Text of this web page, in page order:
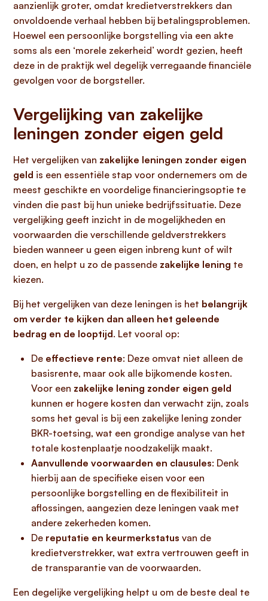
aanzienlijk groter, omdat kredietverstrekkers dan
onvoldoende verhaal hebben bij betalingsproblemen.
Hoewel een persoonlijke borgstelling via een akte
soms als een ‘morele zekerheid’ wordt gezien, heeft
deze in de praktijk wel degelijk verregaande financiële
gevolgen voor de borgsteller.
Vergelijking van zakelijke
leningen zonder eigen geld
Het vergelijken van zakelijke leningen zonder eigen
geld is een essentiële stap voor ondernemers om de
meest geschikte en voordelige financieringsoptie te
vinden die past bij hun unieke bedrijfssituatie. Deze
vergelijking geeft inzicht in de mogelijkheden en
voorwaarden die verschillende geldverstrekkers
bieden wanneer u geen eigen inbreng kunt of wilt
doen, en helpt u zo de passende zakelijke lening te
kiezen.
Bij het vergelijken van deze leningen is het belangrijk
om verder te kijken dan alleen het geleende
bedrag en de looptijd. Let vooral op:
De effectieve rente: Deze omvat niet alleen de
basisrente, maar ook alle bijkomende kosten.
Voor een zakelijke lening zonder eigen geld
kunnen er hogere kosten dan verwacht zijn, zoals
soms het geval is bij een zakelijke lening zonder
BKR-toetsing, wat een grondige analyse van het
totale kostenplaatje noodzakelijk maakt.
Aanvullende voorwaarden en clausules: Denk
hierbij aan de specifieke eisen voor een
persoonlijke borgstelling en de flexibiliteit in
aflossingen, aangezien deze leningen vaak met
andere zekerheden komen.
De reputatie en keurmerkstatus van de
kredietverstrekker, wat extra vertrouwen geeft in
de transparantie van de voorwaarden.
Een degelijke vergelijking helpt u om de beste deal te